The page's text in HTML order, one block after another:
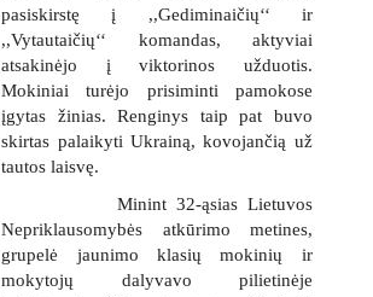
pasiskirstę į ,,Gediminaičių‘‘ ir
,,Vytautaičių‘‘ komandas, aktyviai
atsakinėjo į viktorinos užduotis.
Mokiniai turėjo prisiminti pamokose
įgytas žinias. Renginys taip pat buvo
skirtas palaikyti Ukrainą, kovojančią už
tautos laisvę.
Minint 32-ąsias Lietuvos
Nepriklausomybės atkūrimo metines,
grupelė jaunimo klasių mokinių ir
mokytojų dalyvavo pilietinėje